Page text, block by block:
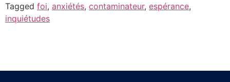
Tagged foi, anxiétés, contaminateur, espérance,
inquiétudes